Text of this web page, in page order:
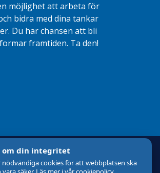
möjlighet att arbeta för
bidra med dina tankar
Du har chansen att bli
framtiden. Ta den!
om din integritet
nödvändiga cookies för att webbplatsen ska